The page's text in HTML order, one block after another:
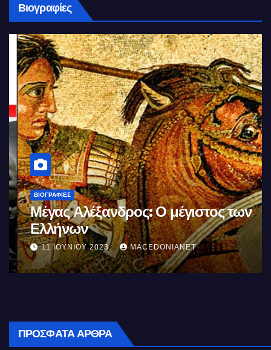
Βιογραφίες
ΒΙΟΓΡΑΦΊΕΣ
Μέγας Αλέξανδρος: Ο μέγιστος των
Ελλήνων
11 ΙΟΥΝΊΟΥ 2023 MACEDONIANET
ΠΡΌΣΦΑΤΑ ΆΡΘΡΑ